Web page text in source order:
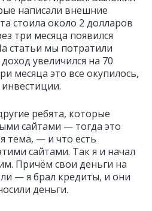
написали внешние
стоила около 2 долларов
три месяца появился
статьи мы потратили
увеличился на 70
месяца это все окупилось,
ребята, которые
сайтами — тогда это
тема, — и что есть
сайтами. Так я и начал
Причём свои деньги на
— я брал кредиты, и они
деньги.